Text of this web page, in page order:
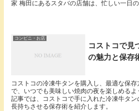
家 梅田にあるスタバの店舗は、忙しい一日の
コンビニ・お店
コストコで見
の魅力と保存
コストコの冷凍牛タンを購入し、最適な保存
で、いつでも美味しい焼肉の夜を楽しめる
記事では、コストコで手に入れた冷凍牛タ
長持ちさせる保存術を紹介します。